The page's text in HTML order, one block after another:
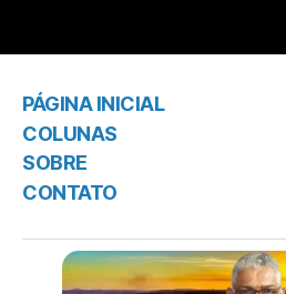
PÁGINA INICIAL
COLUNAS
SOBRE
CONTATO